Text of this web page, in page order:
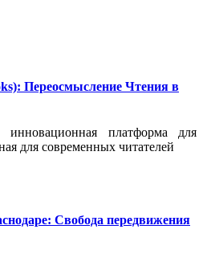
Переосмысление Чтения в
платформа для
для современных читателей
Свобода передвижения